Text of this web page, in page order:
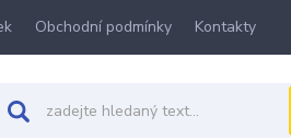
Obchodní podmínky Kontakty